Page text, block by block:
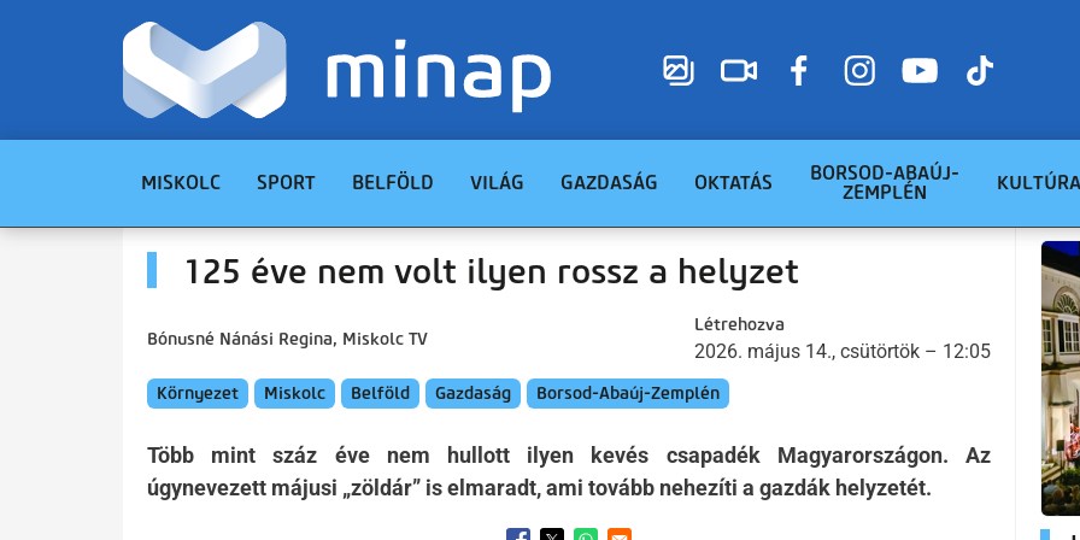
MISKOLC SPORT BELFÖLD VILÁG GAZDASÁG OKTATÁS
BORSOD-ABAÚJ-
ZEMPLÉN
KULTÚRA
125 éve nem volt ilyen rossz a helyzet
Bónusné Nánási Regina, Miskolc TV
Létrehozva
2026. május 14., csütörtök – 12:05
Környezet Miskolc Belföld Gazdaság Borsod-Abaúj-Zemplén
Több mint száz éve nem hullott ilyen kevés csapadék Magyarországon. Az
úgynevezett májusi „zöldár” is elmaradt, ami tovább nehezíti a gazdák helyzetét.